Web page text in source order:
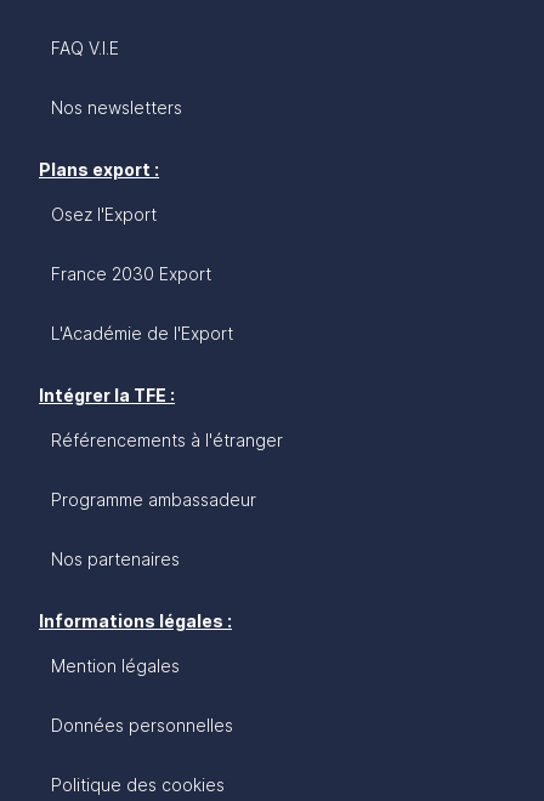
FAQ V.I.E
Nos newsletters
Plans export :
Osez l'Export
France 2030 Export
L'Académie de l'Export
Intégrer la TFE :
Référencements à l'étranger
Programme ambassadeur
Nos partenaires
Informations légales :
Mention légales
Données personnelles
Politique des cookies